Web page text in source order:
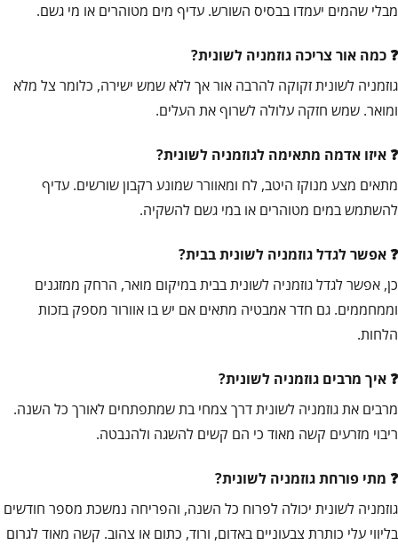
מבלי שהמים יעמדו בבסיס השורש. עדיף מים מטוהרים או מי גשם.
כמה אור צריכה גוזמניה לשונית?
גוזמניה לשונית זקוקה להרבה אור אך ללא שמש ישירה, כלומר צל מלא
ומואר. שמש חזקה עלולה לשרוף את העלים.
איזו אדמה מתאימה לגוזמניה לשונית?
מתאים מצע מנוקז היטב, לח ומאוורר שמונע רקבון שורשים. עדיף
להשתמש במים מטוהרים או במי גשם להשקיה.
אפשר לגדל גוזמניה לשונית בבית?
כן, אפשר לגדל גוזמניה לשונית בבית במיקום מואר, הרחק ממזגנים
וממחממים. גם חדר אמבטיה מתאים אם יש בו אוורור מספק בזכות
הלחות.
איך מרבים גוזמניה לשונית?
מרבים את גוזמניה לשונית דרך צמחי בת שמתפתחים לאורך כל השנה.
ריבוי מזרעים קשה מאוד כי הם קשים להשגה ולהנבטה.
מתי פורחת גוזמניה לשונית?
גוזמניה לשונית יכולה לפרוח כל השנה, והפריחה נמשכת מספר חודשים
בליווי עלי כותרת צבעוניים באדום, ורוד, כתום או צהוב. קשה מאוד לגרום